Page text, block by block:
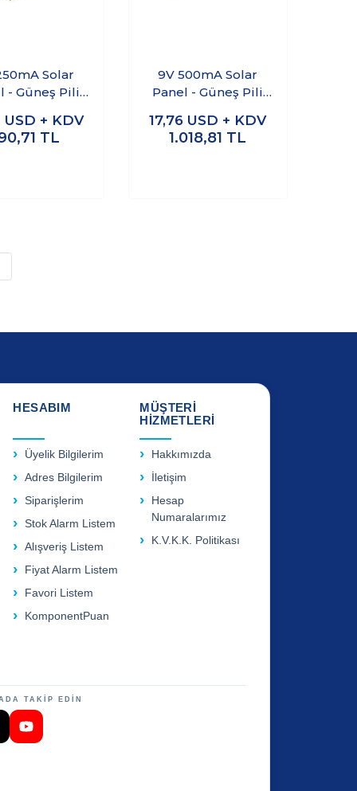
Solar
- Güneş Pili
USD + KDV
TL
9V 500mA Solar
Panel - Güneş Pili
17,76 USD + KDV
1.018,81 TL
HESABIM
Üyelik Bilgilerim
Adres Bilgilerim
Siparişlerim
Stok Alarm Listem
Alışveriş Listem
Fiyat Alarm Listem
Favori Listem
KomponentPuan
MÜŞTERİ
HİZMETLERİ
Hakkımızda
İletişim
Hesap
Numaralarımız
K.V.K.K. Politikası
TAKİP EDİN